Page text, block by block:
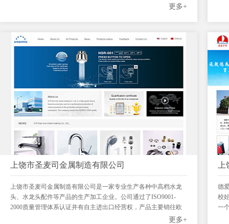
更多+
上饶市圣麦司金属制造有限公司
上饶市圣麦司金属制造有限公司是一家专业生产各种中高档水龙
头、水龙头配件等产品的生产加工企业。公司通过了ISO9001-
2000质量管理体系认证并有自主进出口经营权，产品主要销往欧
更多+
德
校
一